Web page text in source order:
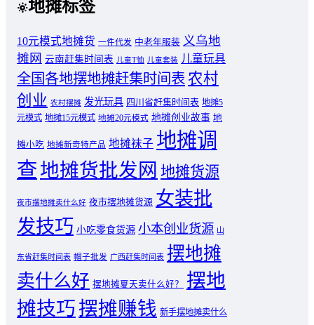
地摊标签
10元模式地摊货 一件代发 中老年服装 义乌地
摊网 云南赶集时间表 儿童T恤 儿童套装 儿童玩具
全国各地摆地摊赶集时间表 农村
创业 农村摆摊 发光玩具 四川省赶集时间表 地摊5
元模式 地摊15元模式 地摊20元模式 地摊创业故事 地
摊小吃 地摊新奇特产品 地摊袜子 地摊调
查地摊货批发网 地摊货源
夜市摆地摊卖什么好 夜市摆地摊货源 女装批
发技巧 小吃零食货源 小本创业货源 山
东省赶集时间表 帽子批发 广西赶集时间表 摆地摊
卖什么好 摆地摊夏天卖什么好？
摆地
摊技巧摆摊赚钱 新手摆地摊卖什么